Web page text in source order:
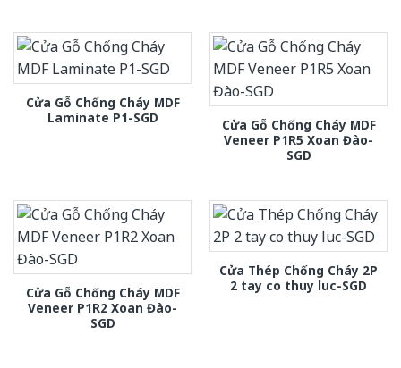
Cửa Gỗ Chống Cháy MDF
Laminate P1-SGD
Cửa Gỗ Chống Cháy MDF
Veneer P1R5 Xoan Đào-
SGD
Cửa Gỗ Chống Cháy MDF
Veneer P1R2 Xoan Đào-
SGD
Cửa Thép Chống Cháy 2P
2 tay co thuy luc-SGD